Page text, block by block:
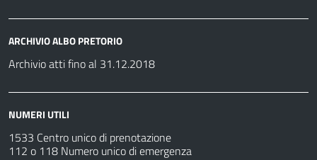
ARCHIVIO ALBO PRETORIO
Archivio atti fino al 31.12.2018
NUMERI UTILI
1533 Centro unico di prenotazione
112 o 118 Numero unico di emergenza